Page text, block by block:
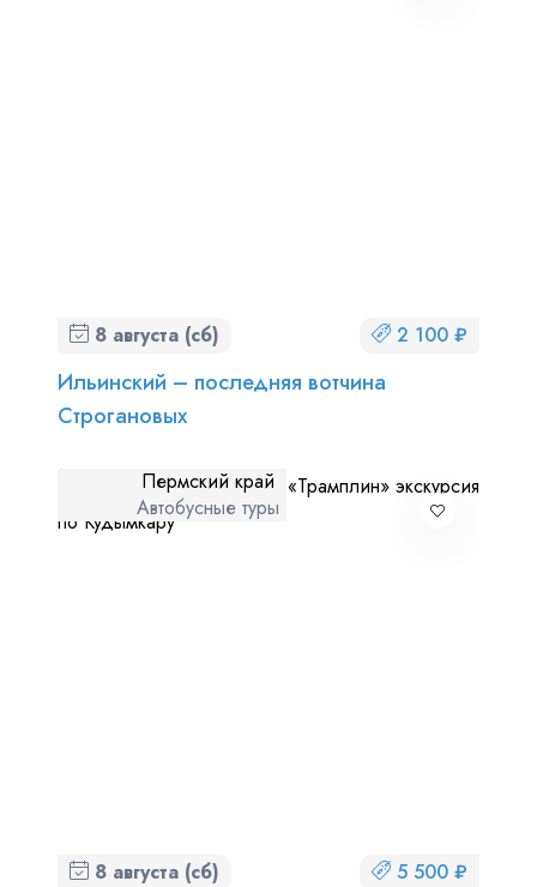
8 августа (сб) 2 100 ₽
Ильинский – последняя вотчина
Строгановых
Пермский край
Автобусные туры
8 августа (сб) 5 500 ₽